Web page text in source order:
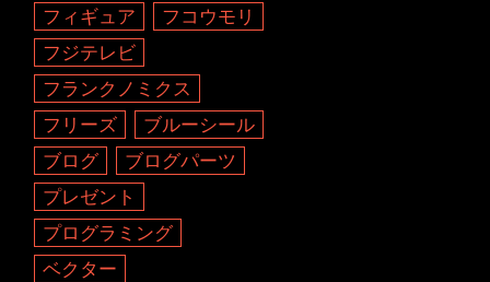
フィギュア
フコウモリ
フジテレビ
フランクノミクス
フリーズ
ブルーシール
ブログ
ブログパーツ
プレゼント
プログラミング
ベクター